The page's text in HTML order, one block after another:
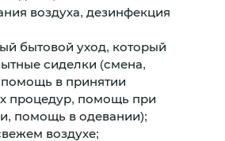
воздуха, дезинфекция
бытовой уход, который
сиделки (смена,
помощь в принятии
процедур, помощь при
помощь в одевании);
воздухе;